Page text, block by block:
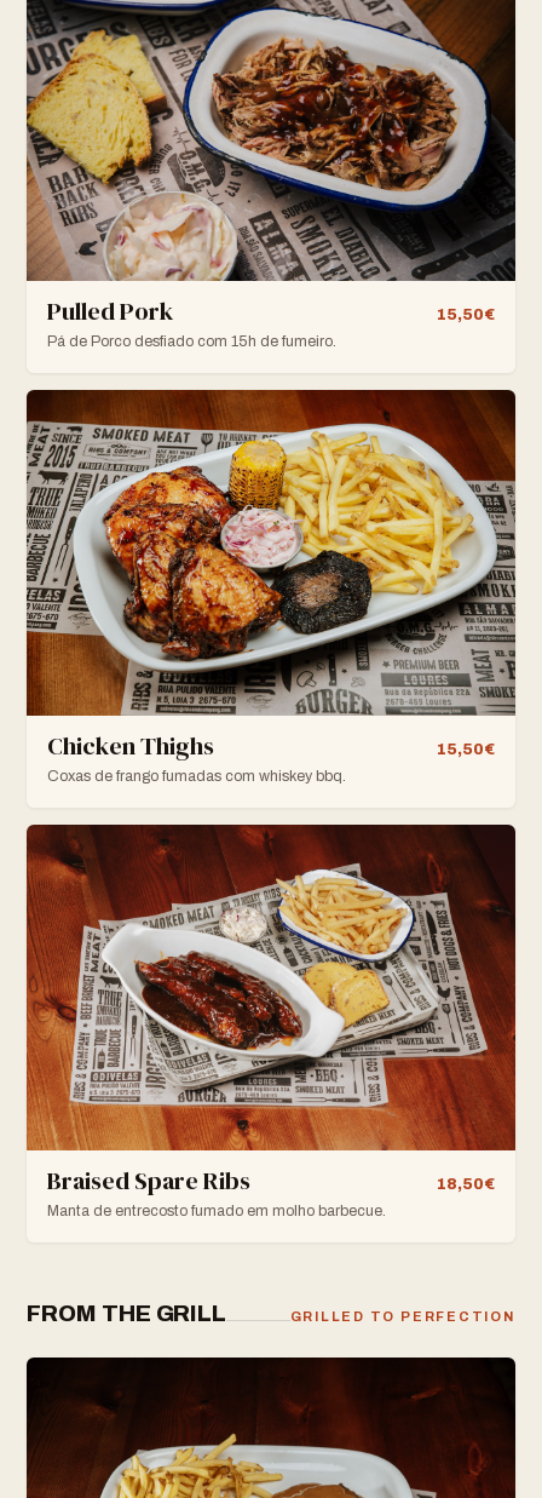
Pulled Pork
15,50€
Pá de Porco desfiado com 15h de fumeiro.
Chicken Thighs
15,50€
Coxas de frango fumadas com whiskey bbq.
Braised Spare Ribs
18,50€
Manta de entrecosto fumado em molho barbecue.
FROM THE GRILL GRILLED TO PERFECTION